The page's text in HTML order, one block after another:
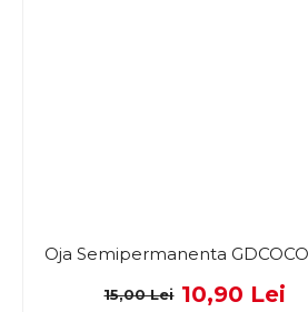
Oja Semipermanenta
10,90 Lei
15,00 Lei